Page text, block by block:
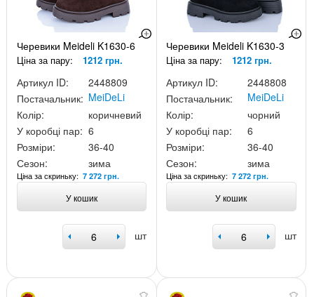
Черевики Meideli K1630-6
Ціна за пару: 1212 грн.
Артикул ID:
2448809
Постачальник: MeiDeLi
Колір:
коричневий
У коробці пар: 6
Розміри:
36-40
Сезон:
зима
Ціна за скриньку: 7 272 грн.
У кошик
шт
Черевики Meideli K1630-3
Ціна за пару: 1212 грн.
Артикул ID:
2448808
Постачальник:
MeiDeLi
Колір:
чорний
У коробці пар:
6
Розміри:
36-40
Сезон:
зима
Ціна за скриньку:7 272 грн.
У кошик
шт